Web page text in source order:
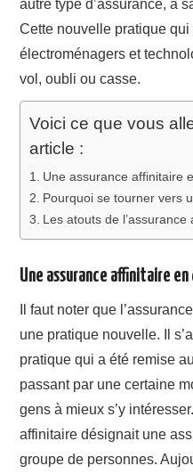
autre type d’assurance, à
Cette nouvelle pratique
électroménagers et
vol, oubli ou casse.
Voici ce que vous
article :
Une assurance affinitaire
Pourquoi se tourner vers
Les atouts de l’assurance
Une assurance affinitaire
Il faut noter que
une pratique nouvelle. Il
pratique qui a été remise
passant par une certaine
gens à mieux s’y
affinitaire désignait une
groupe de personnes.